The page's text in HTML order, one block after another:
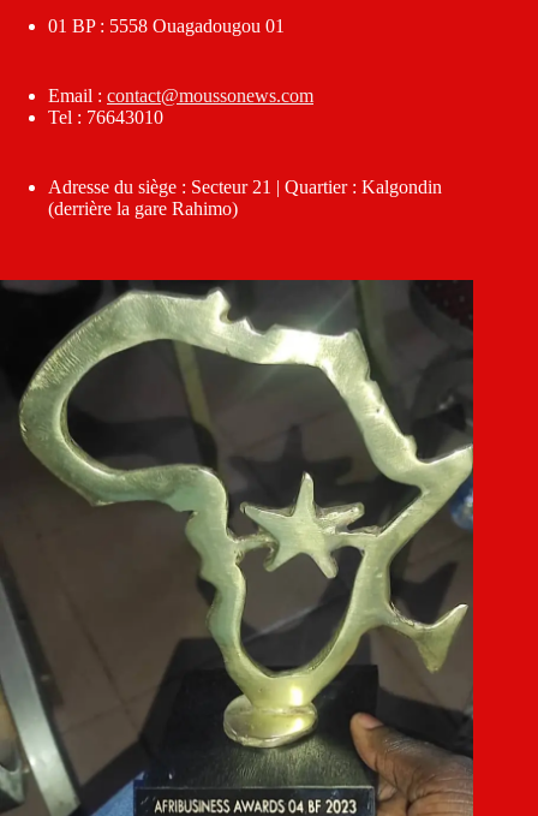
01 BP : 5558 Ouagadougou 01
Email : contact@moussonews.com
Tel : 76643010
Adresse du siège : Secteur 21 | Quartier : Kalgondin
(derrière la gare Rahimo)